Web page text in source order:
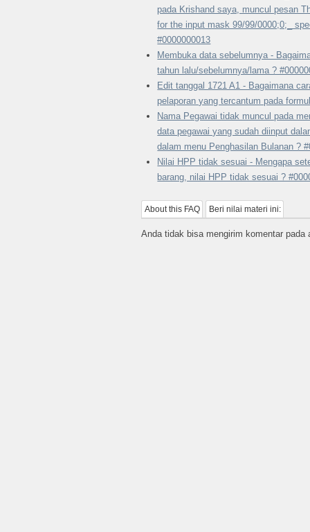
pada Krishand saya, muncul pesan
for the input mask 99/99/0000;0;_
#0000000013
Membuka data sebelumnya -
tahun lalu/sebelumnya/lama ?
Edit tanggal 1721 A1 - Bagaimana
pelaporan yang tercantum pada
Nama Pegawai tidak muncul pada
data pegawai yang sudah diinput
dalam menu Penghasilan Bulanan ?
Nilai HPP tidak sesuai - Mengapa
barang, nilai HPP tidak sesuai ?
About this FAQ Beri nilai materi ini:
Anda tidak bisa mengirim komentar pada